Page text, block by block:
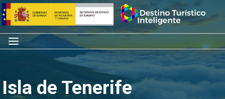
Saltar
al
contenido
Inicio
Menú
Isla de Tenerife